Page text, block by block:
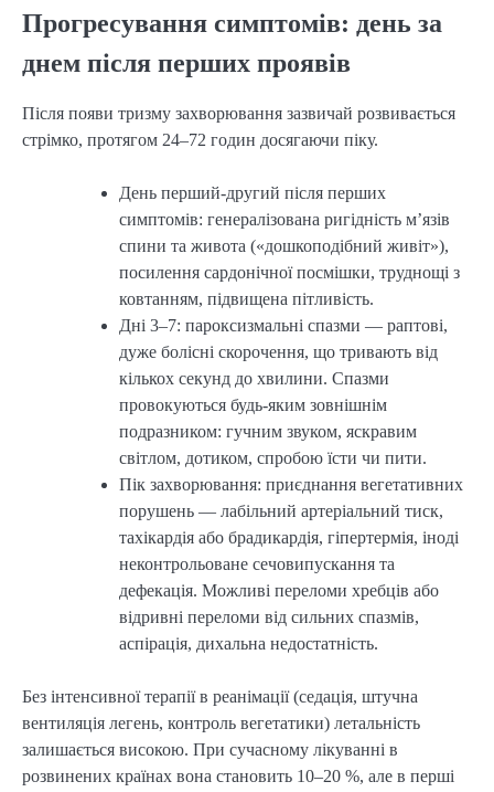
Прогресування симптомів: день за
днем після перших проявів
Після появи тризму захворювання зазвичай розвивається
стрімко, протягом 24–72 годин досягаючи піку.
День перший-другий після перших
симптомів: генералізована ригідність м’язів
спини та живота («дошкоподібний живіт»),
посилення сардонічної посмішки, труднощі з
ковтанням, підвищена пітливість.
Дні 3–7: пароксизмальні спазми — раптові,
дуже болісні скорочення, що тривають від
кількох секунд до хвилини. Спазми
провокуються будь-яким зовнішнім
подразником: гучним звуком, яскравим
світлом, дотиком, спробою їсти чи пити.
Пік захворювання: приєднання вегетативних
порушень — лабільний артеріальний тиск,
тахікардія або брадикардія, гіпертермія, іноді
неконтрольоване сечовипускання та
дефекація. Можливі переломи хребців або
відривні переломи від сильних спазмів,
аспірація, дихальна недостатність.
Без інтенсивної терапії в реанімації (седація, штучна
вентиляція легень, контроль вегетатики) летальність
залишається високою. При сучасному лікуванні в
розвинених країнах вона становить 10–20 %, але в перші